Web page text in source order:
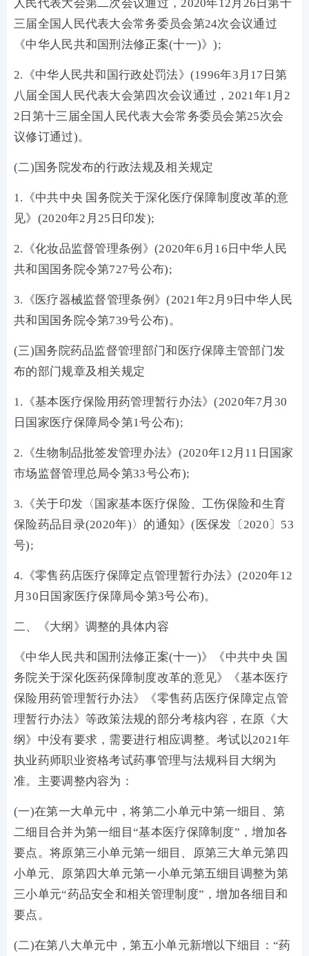
人民代表大会第二次会议通过，2020年12月26日第十
三届全国人民代表大会常务委员会第24次会议通过
《中华人民共和国刑法修正案(十一)》);
2.《中华人民共和国行政处罚法》(1996年3月17日第
八届全国人民代表大会第四次会议通过，2021年1月2
2日第十三届全国人民代表大会常务委员会第25次会
议修订通过)。
(二)国务院发布的行政法规及相关规定
1.《中共中央 国务院关于深化医疗保障制度改革的意
见》(2020年2月25日印发);
2.《化妆品监督管理条例》(2020年6月16日中华人民
共和国国务院令第727号公布);
3.《医疗器械监督管理条例》(2021年2月9日中华人民
共和国国务院令第739号公布)。
(三)国务院药品监督管理部门和医疗保障主管部门发
布的部门规章及相关规定
1.《基本医疗保险用药管理暂行办法》(2020年7月30
日国家医疗保障局令第1号公布);
2.《生物制品批签发管理办法》(2020年12月11日国家
市场监督管理总局令第33号公布);
3.《关于印发〈国家基本医疗保险、工伤保险和生育
保险药品目录(2020年)〉的通知》(医保发〔2020〕53
号);
4.《零售药店医疗保障定点管理暂行办法》(2020年12
月30日国家医疗保障局令第3号公布)。
二、《大纲》调整的具体内容
《中华人民共和国刑法修正案(十一)》《中共中央 国
务院关于深化医药保障制度改革的意见》《基本医疗
保险用药管理暂行办法》《零售药店医疗保障定点管
理暂行办法》等政策法规的部分考核内容，在原《大
纲》中没有要求，需要进行相应调整。考试以2021年
执业药师职业资格考试药事管理与法规科目大纲为
准。主要调整内容为：
(一)在第一大单元中，将第二小单元中第一细目、第
二细目合并为第一细目“基本医疗保障制度”，增加各
要点。将原第三小单元第一细目、原第三大单元第四
小单元、原第四大单元第一小单元第五细目调整为第
三小单元“药品安全和相关管理制度”，增加各细目和
要点。
(二)在第八大单元中，第五小单元新增以下细目：“药